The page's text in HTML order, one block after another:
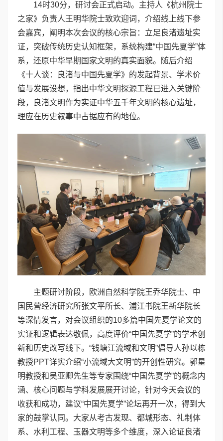
14时30分，研讨会正式启动。主持人《杭州院士
之家》负责人王明华院士致欢迎词，介绍线上线下参
会嘉宾，阐明本次会议的核心宗旨：立足良渚遗址实
证，突破传统历史认知框架，系统构建“中国先夏学”体
系，还原中华早期国家文明的真实面貌。随后介绍
《十人谈：良渚与中国先夏学》的发起背景、学术价
值与发展设想，指出中华文明探源工程已进入关键阶
段，良渚文明作为实证中华五千年文明的核心遗址，
理应在历史叙事中占据应有的地位。
主题研讨阶段，欧洲自然科学院王乔华院士、中
国民营经济研究所张文平所长、浦江书院王新华院长
等深情发言，对会议组织的10多篇中国先夏学论文的
实证和逻辑表达敬佩，高度评价“中国先夏学”的学术创
新和历史改写线下。“钱塘江流域和文明”倡导人孙以栋
教授PPT详实介绍“小流域大文明”的开创性研究。郭星
明教授和吴亚卿先生等专家围绕“中国先夏学”的概念内
涵、核心问题与学科发展展开讨论，针对今天会议的
收获和成功，建议“中国先夏学”论坛再开一次，得到大
家的鼓掌认同。大家从考古发现、都城形态、礼制体
系、水利工程、玉器文明等多个维度，深入论证良渚